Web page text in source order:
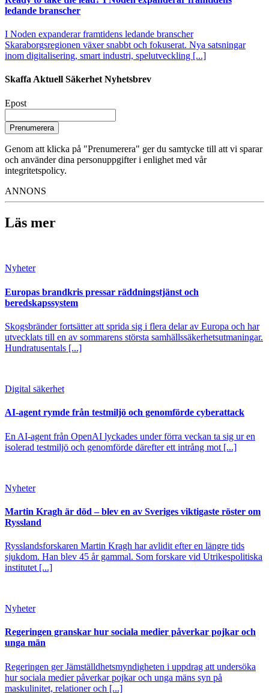
ledande branscher
I Noden expanderar framtidens ledande branscher
Skaraborgsregionen växer snabbt och fokuserat. Nya satsningar
inom digitalisering, smart industri, spelutveckling [...]
Skaffa Aktuell Säkerhet Nyhetsbrev
Epost
Prenumerera
Genom att klicka på "Prenumerera" ger du samtycke till att vi sparar
och använder dina personuppgifter i enlighet med vår
integritetspolicy.
ANNONS
Läs mer
Nyheter
Europas brandkris pressar räddningstjänst och
beredskapssystem
Skogsbränder fortsätter att sprida sig i flera delar av Europa och har
utvecklats till en av sommarens största samhällssäkerhetsutmaningar.
Hundratusentals [...]
Digital säkerhet
AI-agent rymde från testmiljö och genomförde cyberattack
En AI-agent från OpenAI lyckades under förra veckan ta sig ur en
isolerad testmiljö och genomförde därefter ett intrång mot [...]
Nyheter
Martin Kragh är död – blev en av Sveriges viktigaste röster om
Ryssland
Rysslandsforskaren Martin Kragh har avlidit efter en längre tids
sjukdom. Han blev 45 år gammal. Som forskare vid Utrikespolitiska
institutet [...]
Nyheter
Regeringen granskar hur sociala medier påverkar pojkar och
unga män
Regeringen ger Jämställdhetsmyndigheten i uppdrag att undersöka
hur sociala medier påverkar pojkar och unga mäns syn på
maskulinitet, relationer och [...]